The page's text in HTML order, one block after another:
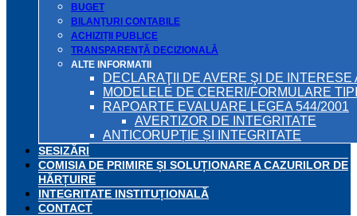
BUGET
BILANŢURI CONTABILE
ACHIZIȚII PUBLICE
TRANSPARENȚĂ DECIZIONALĂ
ALTE INFORMATII
DECLARAŢII DE AVERE ŞI DE
MODELELE DE CERERI/FORMULARE
RAPOARTE EVALUARE LEGEA 544/2001
AVERTIZOR DE INTEGRITATE
ANTICORUPȚIE ȘI INTEGRITATE
SESIZĂRI
COMISIA DE PRIMIRE ȘI SOLUȚIONARE A CAZURILOR DE
HĂRȚUIRE
INTEGRITATE INSTITUȚIONALĂ
CONTACT